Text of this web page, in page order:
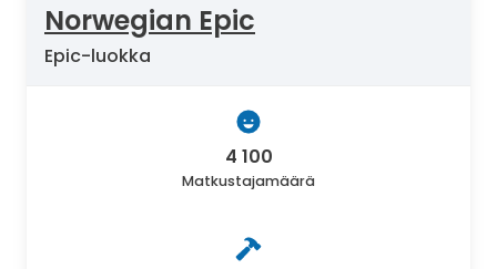
Norwegian Epic
Epic-luokka
4 100
Matkustajamäärä